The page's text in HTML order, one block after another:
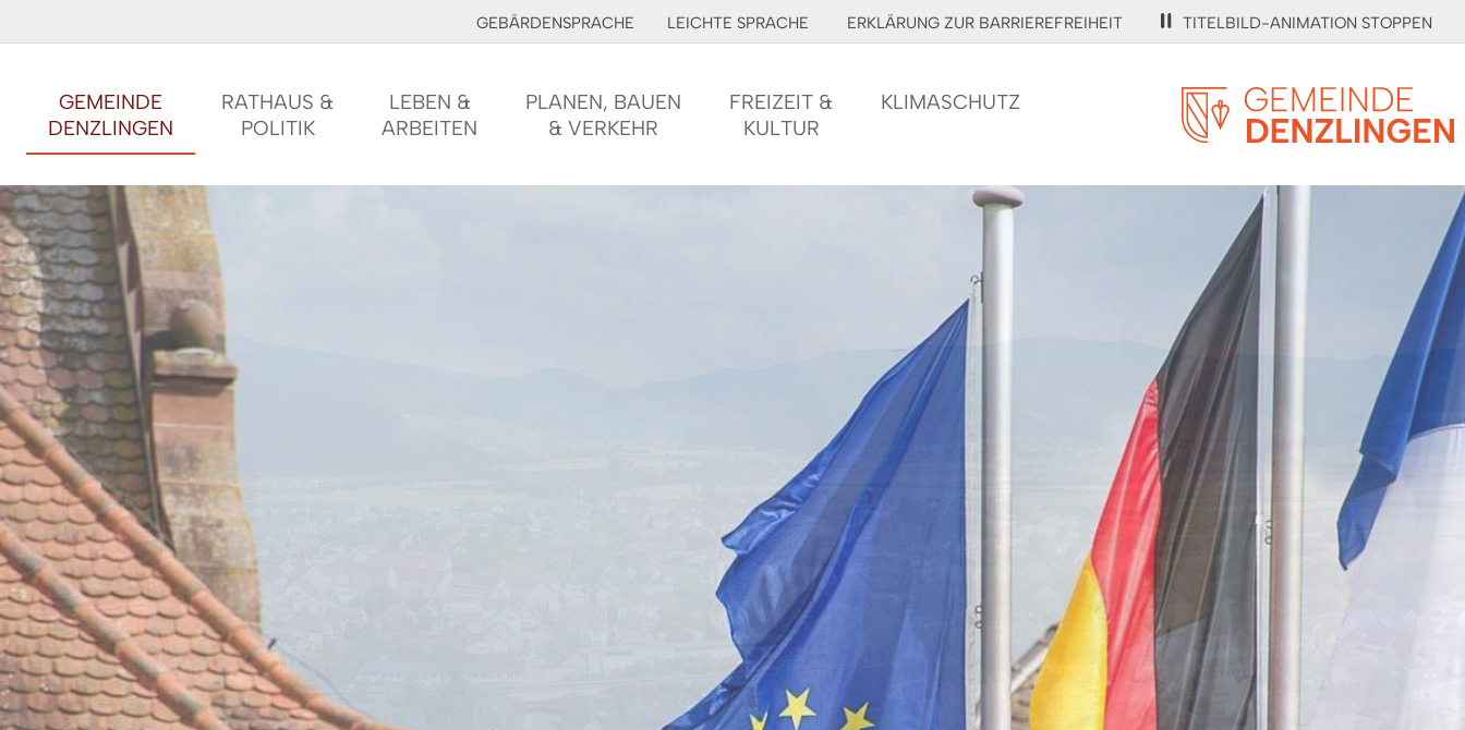
GEBÄRDENSPRACHE LEICHTE SPRACHE ERKLÄRUNG ZUR BARRIEREFREIHEIT TITELBILD-ANIMATION STOPPEN
GEMEINDE
DENZLINGEN
RATHAUS &
POLITIK
LEBEN &
ARBEITEN
PLANEN, BAUEN
& VERKEHR
FREIZEIT &
KULTUR
KLIMASCHUTZ